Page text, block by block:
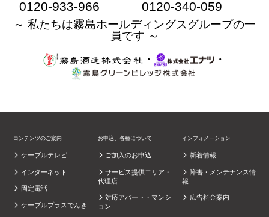
0120-933-966 0120-340-059
～ 私たちは霧島ホールディングスグループの一
員です ～
・
・
コンテンツのご案内
ケーブルテレビ
インターネット
固定電話
ケーブルプラスでんき
お申込、各種について
ご加入のお申込
サービス提供エリア・
代理店
対応アパート・マンシ
ョン
インフォメーション
新着情報
障害・メンテナンス情
報
広告料金案内